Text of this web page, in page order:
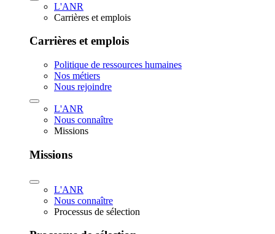
L'ANR
Carrières et emplois
Carrières et emplois
Politique de ressources humaines
Nos métiers
Nous rejoindre
L'ANR
Nous connaître
Missions
Missions
L'ANR
Nous connaître
Processus de sélection